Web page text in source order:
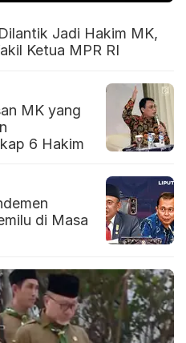
Jadi Hakim MK,
Ketua MPR RI
MK yang
6 Hakim
di Masa